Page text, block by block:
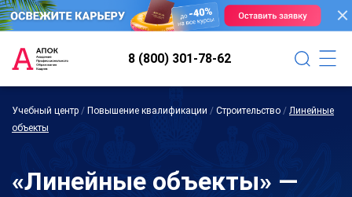
8 (800) 301-78-62
Учебный центр / Повышение квалификации / Строительство / Линейные
объекты
«Линейные объекты» —